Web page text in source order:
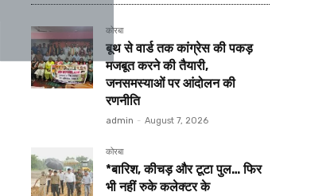
कोरबा
बूथ से वार्ड तक कांग्रेस की पकड़
मजबूत करने की तैयारी,
जनसमस्याओं पर आंदोलन की
रणनीति
admin - August 7, 2026
कोरबा
*बारिश, कीचड़ और टूटा पुल… फिर
भी नहीं रुके कलेक्टर के